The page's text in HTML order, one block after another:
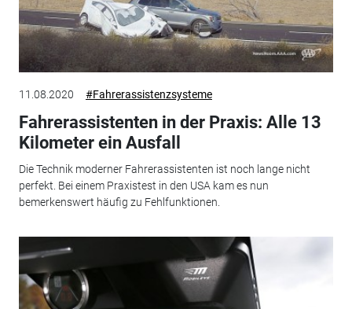
11.08.2020 #Fahrerassistenzsysteme
Fahrerassistenten in der Praxis: Alle 13
Kilometer ein Ausfall
Die Technik moderner Fahrerassistenten ist noch lange nicht
perfekt. Bei einem Praxistest in den USA kam es nun
bemerkenswert häufig zu Fehlfunktionen.